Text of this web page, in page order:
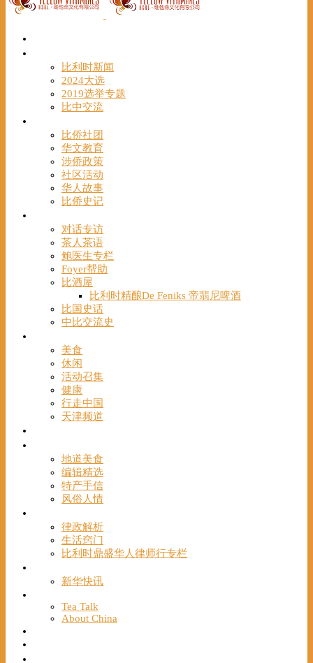
比利时新闻
2024大选
2019选举专题
比中交流
比侨社团
华文教育
涉侨政策
社区活动
华人故事
比侨史记
对话专访
茶人茶语
鲍医生专栏
Foyer帮助
比酒屋
比利时精酿De Feniks 帝翡尼啤酒
比国史话
中比交流史
美食
休闲
活动召集
健康
行走中国
天津频道
地道美食
编辑精选
特产手信
风俗人情
律政解析
生活窍门
比利时鼎盛华人律师行专栏
新华快讯
Tea Talk
About China